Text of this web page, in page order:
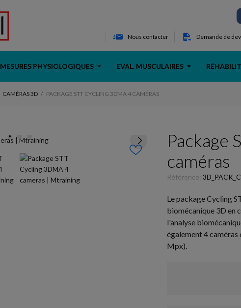
Nous contacter Demande de
MESURES PHYSIOLOGIQUES EVAL. MUSCULAIRES
CAMÉRAS 3D PACKAGE STT CYCLING 3DMA 4 CAMÉRAS
Package
caméras
Référence:
Le package Cycling
biomécanique 3D en
l'analyse
également 4
Mpx).